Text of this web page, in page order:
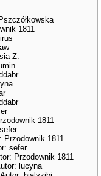
1811
Z.
1811
Przodownik 1811
sefer
Przodownik 1811
lucyna